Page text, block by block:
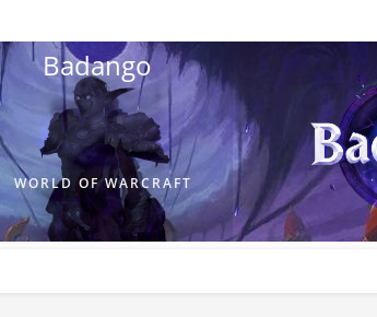
Badango
WORLD OF WARCRAFT